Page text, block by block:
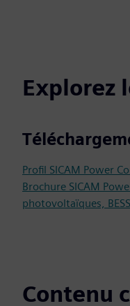
Explorez
Profil SICAM Power
Brochure SICAM
photovoltaïques,
Contenu